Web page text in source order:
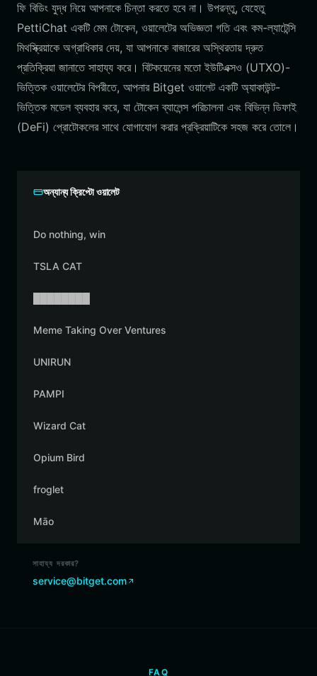
ফি বিডিং যুদ্ধ নিয়ে আপনাকে চিন্তা করতে হবে না। উপরন্তু, যেহেতু
PettiChat একটি মেম টোকেন, ওয়ালেটের অভিজ্ঞতা গতি এবং কম-ল্যাটেন্সি
মিথস্ক্রিয়াকে অগ্রাধিকার দেয়, যা আপনাকে বাজারের অস্থিরতায় দ্রুত
প্রতিক্রিয়া জানাতে সাহায্য করে। বিটকয়েনের মতো ইউটিএক্সও (UTXO)-
ভিত্তিক ওয়ালেটের বিপরীতে, আপনার Bitget ওয়ালেট একটি অ্যাকাউন্ট-
ভিত্তিক মডেল ব্যবহার করে, যা টোকেন ব্যালেন্স পরিচালনা এবং বিভিন্ন ডিফাই
(DeFi) প্রোটোকলের সাথে যোগাযোগ করার প্রক্রিয়াটিকে সহজ করে তোলে।
অন্যান্য ক্রিপ্টো ওয়ালেট
Do nothing, win
TSLA CAT
Meme Taking Over Ventures
UNIRUN
PAMPI
Wizard Cat
Opium Bird
froglet
Māo
সাহায্য দরকার?
service@bitget.com
FAQ